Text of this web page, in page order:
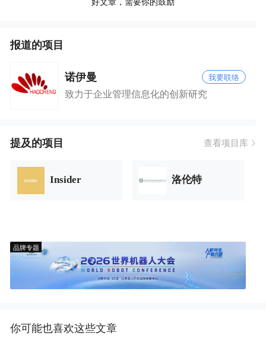
报道的项目
诺伊曼 我要联络
致力于企业管理信息化的创新研究
提及的项目 查看项目库
Insider 洛伦特
品牌专题
你可能也喜欢这些文章